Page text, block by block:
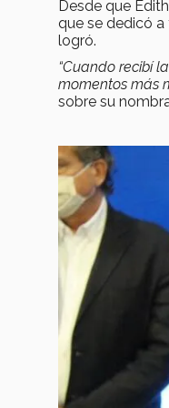
Desde que
que se dedicó
logró.
“Cuando recibí
momentos más
sobre su